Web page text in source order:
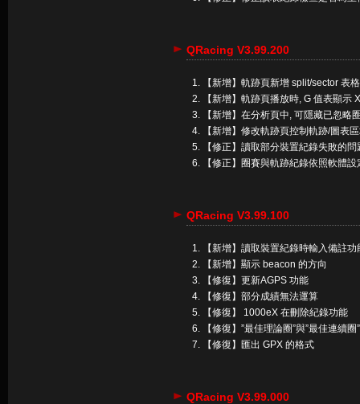
QRacing V3.99.200
【新增】軌跡頁新增 split/sector 表
【新增】軌跡頁播放時, G 值表顯示
【新增】在分析頁中, 可隱藏已忽略
【新增】修改軌跡頁控制軌跡/圖表
【修正】讀取部分裝置紀錄失敗的
【修正】圈賽與軌跡紀錄依照軟體
QRacing V3.99.100
【新增】讀取裝置紀錄時輸入備註功
【新增】顯示 beacon 的方向
【修復】更新AGPS 功能
【修復】部分成績無法運算
【修復】 1000eX 在刪除紀錄功能
【修復】”最佳理論圈”與”最佳連續圈
【修復】匯出 GPX 的格式
QRacing V3.99.000